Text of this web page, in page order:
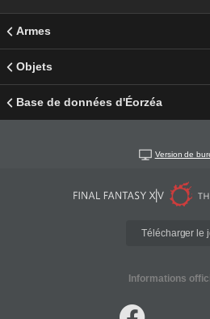
Armes
Objets
Base de données d'Éorzéa
Version de
Télécharger le
Informations